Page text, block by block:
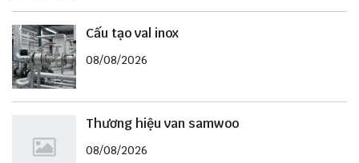
Cấu tạo val inox
08/08/2026
Thương hiệu van samwoo
08/08/2026